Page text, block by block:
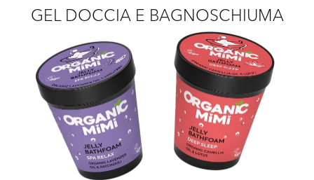
GEL DOCCIA E BAGNOSCHIUMA